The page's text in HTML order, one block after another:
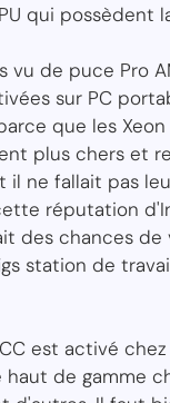
qui possèdent
vu de puce Pro
sur PC
que les
plus chers et
il ne fallait pas
réputation
des chances
station de
est activé
de gamme